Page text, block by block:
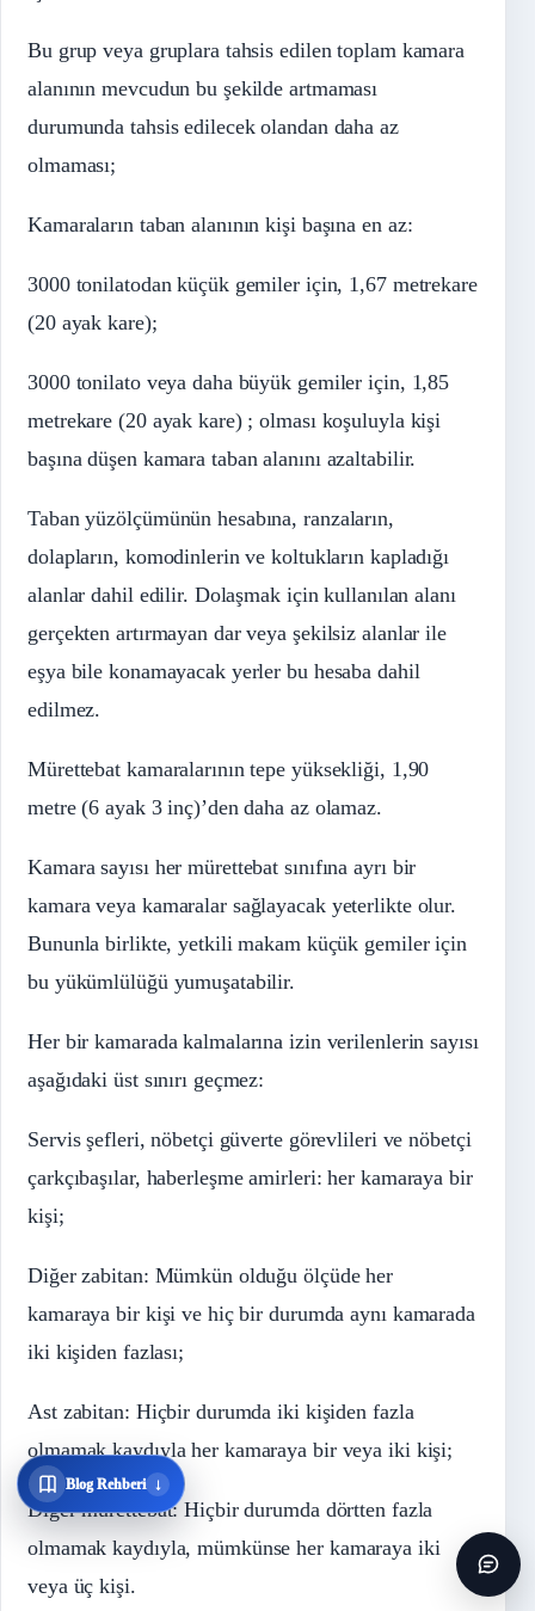
Bu grup veya gruplara tahsis edilen toplam kamara
alanının mevcudun bu şekilde artmaması
durumunda tahsis edilecek olandan daha az
olmaması;
Kamaraların taban alanının kişi başına en az:
3000 tonilatodan küçük gemiler için, 1,67 metrekare
(20 ayak kare);
3000 tonilato veya daha büyük gemiler için, 1,85
metrekare (20 ayak kare) ; olması koşuluyla kişi
başına düşen kamara taban alanını azaltabilir.
Taban yüzölçümünün hesabına, ranzaların,
dolapların, komodinlerin ve koltukların kapladığı
alanlar dahil edilir. Dolaşmak için kullanılan alanı
gerçekten artırmayan dar veya şekilsiz alanlar ile
eşya bile konamayacak yerler bu hesaba dahil
edilmez.
Mürettebat kamaralarının tepe yüksekliği, 1,90
metre (6 ayak 3 inç)’den daha az olamaz.
Kamara sayısı her mürettebat sınıfına ayrı bir
kamara veya kamaralar sağlayacak yeterlikte olur.
Bununla birlikte, yetkili makam küçük gemiler için
bu yükümlülüğü yumuşatabilir.
Her bir kamarada kalmalarına izin verilenlerin sayısı
aşağıdaki üst sınırı geçmez:
Servis şefleri, nöbetçi güverte görevlileri ve nöbetçi
çarkçıbaşılar, haberleşme amirleri: her kamaraya bir
kişi;
Diğer zabitan: Mümkün olduğu ölçüde her
kamaraya bir kişi ve hiç bir durumda aynı kamarada
iki kişiden fazlası;
Ast zabitan: Hiçbir durumda iki kişiden fazla
olmamak kaydıyla her kamaraya bir veya iki kişi;
Diğer mürettebat: Hiçbir durumda dörtten fazla
olmamak kaydıyla, mümkünse her kamaraya iki
veya üç kişi.
Blog Rehberi ↓